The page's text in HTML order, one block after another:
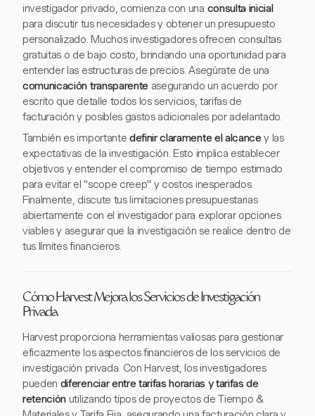
investigador privado, comienza con una consulta inicial
para discutir tus necesidades y obtener un presupuesto
personalizado. Muchos investigadores ofrecen consultas
gratuitas o de bajo costo, brindando una oportunidad para
entender las estructuras de precios. Asegúrate de una
comunicación transparente asegurando un acuerdo por
escrito que detalle todos los servicios, tarifas de
facturación y posibles gastos adicionales por adelantado.
También es importante definir claramente el alcancey las
expectativas de la investigación. Esto implica establecer
objetivos y entender el compromiso de tiempo estimado
para evitar el "scope creep" y costos inesperados.
Finalmente, discute tus limitaciones presupuestarias
abiertamente con el investigador para explorar opciones
viables y asegurar que la investigación se realice dentro de
tus límites financieros.
Cómo Harvest Mejora los Servicios de Investigación
Privada
Harvest proporciona herramientas valiosas para gestionar
eficazmente los aspectos financieros de los servicios de
investigación privada. Con Harvest, los investigadores
pueden diferenciar entre tarifas horarias y tarifas de
retención utilizando tipos de proyectos de Tiempo &